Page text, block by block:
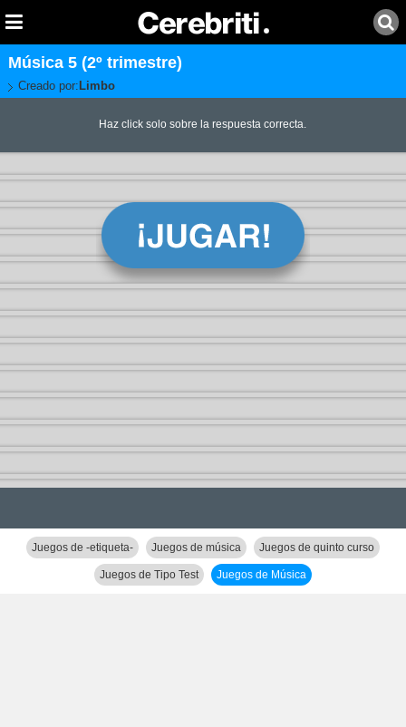
Música 5 (2º trimestre)
Creado por: Limbo
Haz click solo sobre la respuesta correcta.
Juegos de -etiqueta- Juegos de música Juegos de quinto curso
Juegos de Tipo Test Juegos de Música